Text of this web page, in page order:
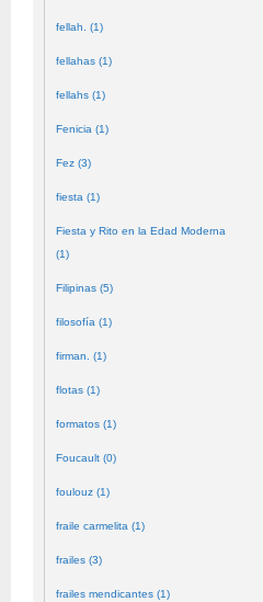
fellah. (1)
fellahas (1)
fellahs (1)
Fenicia (1)
Fez (3)
fiesta (1)
Fiesta y Rito en la Edad Moderna
(1)
Filipinas (5)
filosofía (1)
firman. (1)
flotas (1)
formatos (1)
Foucault (0)
foulouz (1)
fraile carmelita (1)
frailes (3)
frailes mendicantes (1)